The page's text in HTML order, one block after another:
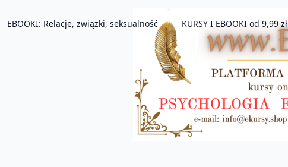
EBOOKI: Relacje, związki, seksualność KURSY I EBOOKI od 9,99 zł